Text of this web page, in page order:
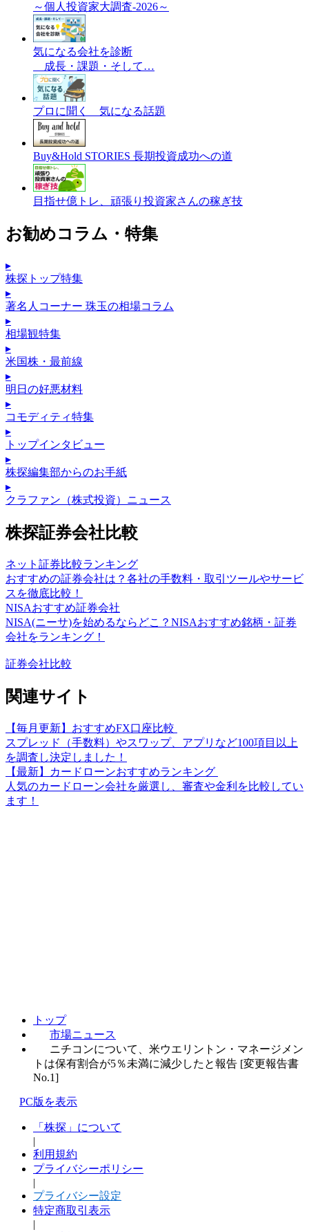
～個人投資家大調査-2026～
気になる会社を診断
成長・課題・そして…
プロに聞く 気になる話題
Buy&Hold STORIES 長期投資成功への道
目指せ億トレ、頑張り投資家さんの稼ぎ技
お勧めコラム・特集
▸
株探トップ特集
▸
著名人コーナー 珠玉の相場コラム
▸
相場観特集
▸
米国株・最前線
▸
明日の好悪材料
▸
コモディティ特集
▸
トップインタビュー
▸
株探編集部からのお手紙
▸
クラファン（株式投資）ニュース
株探証券会社比較
ネット証券比較ランキング
おすすめの証券会社は？各社の手数料・取引ツールやサービ
スを徹底比較！
NISAおすすめ証券会社
NISA(ニーサ)を始めるならどこ？NISAおすすめ銘柄・証券
会社をランキング！
証券会社比較
関連サイト
【毎月更新】おすすめFX口座比較
スプレッド（手数料）やスワップ、アプリなど100項目以上
を調査し決定しました！
【最新】カードローンおすすめランキング
人気のカードローン会社を厳選し、審査や金利を比較してい
ます！
トップ
市場ニュース
ニチコンについて、米ウエリントン・マネージメン
トは保有割合が5％未満に減少したと報告 [変更報告書
No.1]
PC版を表示
「株探」について
|
利用規約
プライバシーポリシー
|
プライバシー設定
特定商取引表示
|